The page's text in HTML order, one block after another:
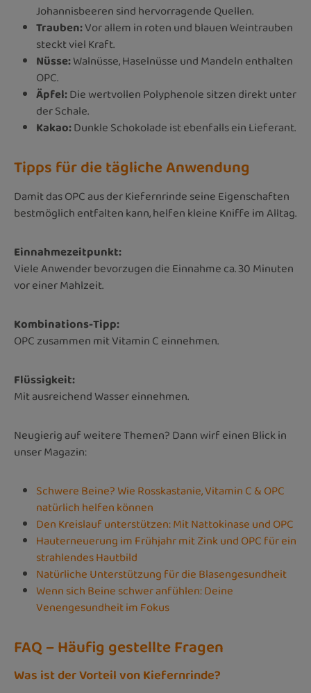
Johannisbeeren sind hervorragende Quellen.
Trauben:Vor allem in roten und blauen Weintrauben
steckt viel Kraft.
Nüsse:Walnüsse, Haselnüsse und Mandeln enthalten
OPC.
Äpfel:Die wertvollen Polyphenole sitzen direkt unter
der Schale.
Kakao:Dunkle Schokolade ist ebenfalls ein Lieferant.
Tipps für die tägliche Anwendung
Damit das OPC aus der Kiefernrinde seine Eigenschaften
bestmöglich entfalten kann, helfen kleine Kniffe im Alltag.
Einnahmezeitpunkt:
Viele Anwender bevorzugen die Einnahme ca. 30 Minuten
vor einer Mahlzeit.
Kombinations-Tipp:
OPC zusammen mit Vitamin C einnehmen.
Flüssigkeit:
Mit ausreichend Wasser einnehmen.
Neugierig auf weitere Themen? Dann wirf einen Blick in
unser Magazin:
Schwere Beine? Wie Rosskastanie, Vitamin C & OPC
natürlich helfen können
Den Kreislauf unterstützen: Mit Nattokinase und OPC
Hauterneuerung im Frühjahr mit Zink und OPC für ein
strahlendes Hautbild
Natürliche Unterstützung für die Blasengesundheit
Wenn sich Beine schwer anfühlen: Deine
Venengesundheit im Fokus
FAQ – Häufig gestellte Fragen
Was ist der Vorteil von Kiefernrinde?